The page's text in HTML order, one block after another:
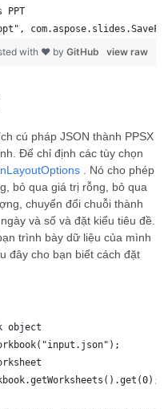
view raw
with ❤ by GitHub
cú pháp JSON thành PPSX
Để chỉ định các tùy chọn
. Nó cho phép
bỏ qua giá trị rỗng, bỏ qua
chuyển đổi chuỗi thành
và số và đặt kiểu tiêu đề.
trình bày dữ liệu của mình
đây cho bạn biết cách đặt
object